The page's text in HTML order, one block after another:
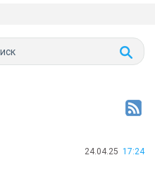
24.04.25 17:24